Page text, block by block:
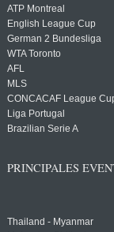
ATP Montreal
English League Cup
German 2 Bundesliga
WTA Toronto
AFL
MLS
CONCACAF League
Liga Portugal
Brazilian Serie A
PRINCIPALES
Thailand - Myanmar